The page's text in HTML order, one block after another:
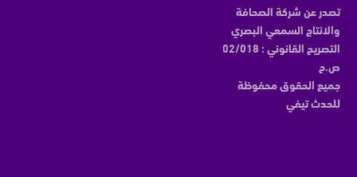
تصدر عن شركة الصحافة
والانتاج السمعي البصري
التصريح القانوني : 02/018
ص.ح
جميع الحقوق محفوظة
للحدث تيفي